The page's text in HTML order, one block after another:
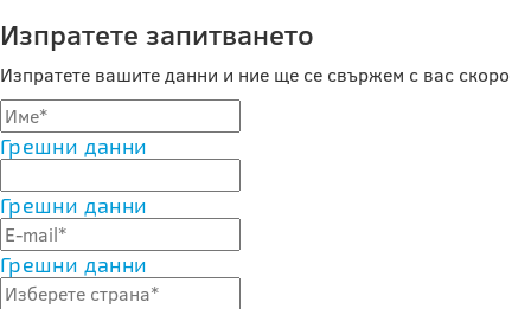
Изпратете запитването
Изпратете вашите данни и ние ще се свържем с вас скоро
Грешни данни
Грешни данни
Грешни данни